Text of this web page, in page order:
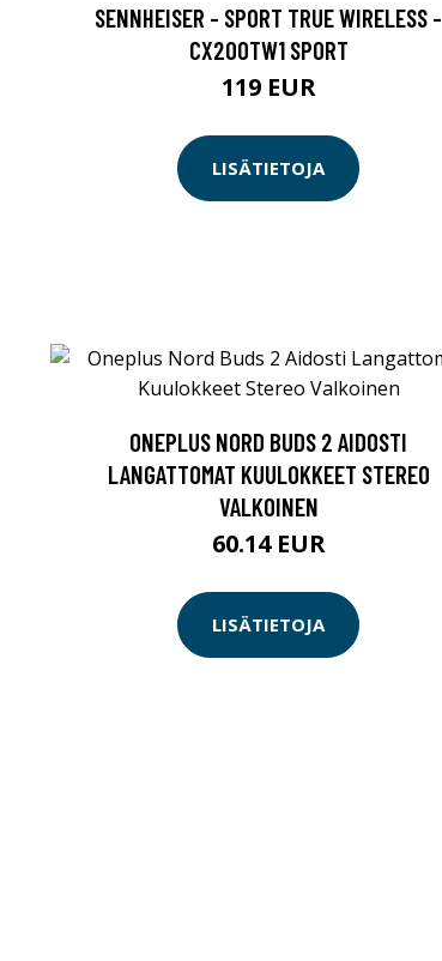
SENNHEISER - SPORT TRUE WIRELESS -
CX200TW1 SPORT
119 EUR
LISÄTIETOJA
ONEPLUS NORD BUDS 2 AIDOSTI
LANGATTOMAT KUULOKKEET STEREO
VALKOINEN
60.14 EUR
LISÄTIETOJA